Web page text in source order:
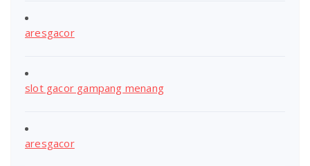
aresgacor
slot gacor gampang menang
aresgacor